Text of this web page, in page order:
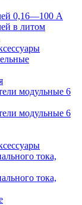
0,16—100 А
в литом
модульные 6
модульные 6
тока,
тока,